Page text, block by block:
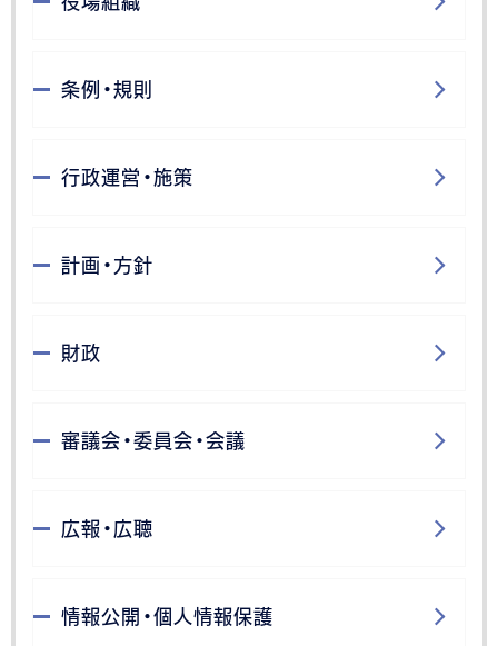
条例・規則
行政運営・施策
計画・方針
財政
審議会・委員会・会議
広報・広聴
情報公開・個人情報保護